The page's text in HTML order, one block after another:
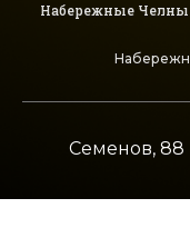
Набережные Челны
Семенов, 88